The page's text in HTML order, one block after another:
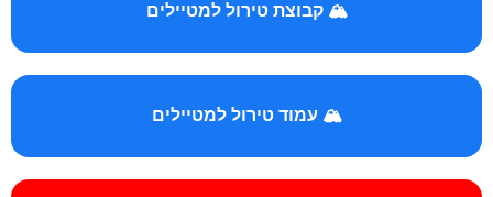
🏔️ קבוצת טירול למטיילים
🏔️ עמוד טירול למטיילים